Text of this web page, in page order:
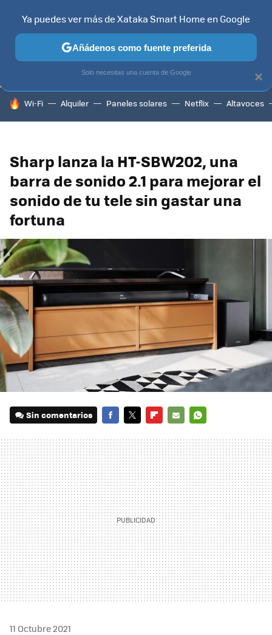
TELEVISORES CONTENIDOS SMART TV SELECCIÓN
HOY SE HABLA DE
Wi-Fi Alquiler Paneles solares Netflix Altavoces
Sharp lanza la HT-SBW202, una
barra de sonido 2.1 para mejorar el
sonido de tu tele sin gastar una
fortuna
Sin comentarios
MAIL
11 Octubre 2021
×
Ya puedes ver más de Xataka Smart Home en Google
Añádenos como fuente preferida
Solo necesitas una cuenta de Google